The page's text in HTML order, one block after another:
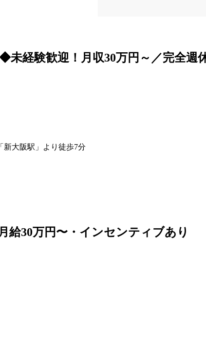
未経験歓迎！月収30万円～／完全週
新大阪駅」より徒歩7分
給30万円〜・インセンティブあり